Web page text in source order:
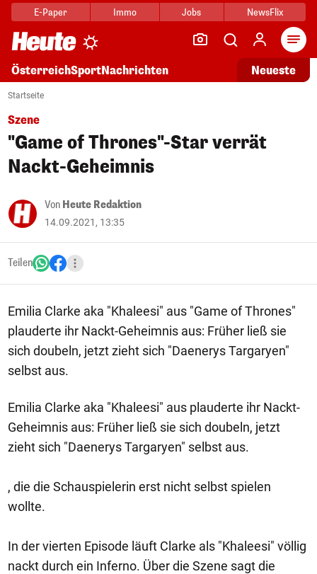
E-Paper Immo Jobs NewsFlix
ÖsterreichSportNachrichten Neueste
Startseite
Szene
"Game of Thrones"-Star verrät
Nackt-Geheimnis
Von Heute Redaktion
14.09.2021, 13:35
Teilen
Emilia Clarke aka "Khaleesi" aus "Game of Thrones"
plauderte ihr Nackt-Geheimnis aus: Früher ließ sie
sich doubeln, jetzt zieht sich "Daenerys Targaryen"
selbst aus.
Emilia Clarke aka "Khaleesi" aus plauderte ihr Nackt-
Geheimnis aus: Früher ließ sie sich doubeln, jetzt
zieht sich "Daenerys Targaryen" selbst aus.
, die die Schauspielerin erst nicht selbst spielen
wollte.
In der vierten Episode läuft Clarke als "Khaleesi" völlig
nackt durch ein Inferno. Über die Szene sagt die